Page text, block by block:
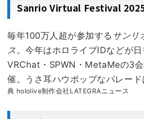
Sanrio Virtual Festival
毎年100万人超が参加する サンリ
ス 。今年はホロライブIDなどが日
VRChat・SPWN・MetaMeの3
催。うさ耳ハウポップなパレー
典 hololive制作会社LATEGRAニュース